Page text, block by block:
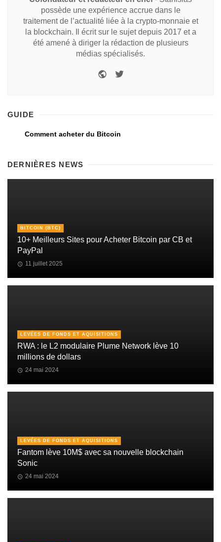
possède une expérience accrue dans le
traitement de l’actualité liée à la crypto-monnaie et
la blockchain. Il écrit sur le sujet depuis 2017 et a
été amené à diriger la rédaction de plusieurs
médias spécialisés.
GUIDE
Comment acheter du Bitcoin
DERNIÈRES NEWS
BITCOIN (BTC)
10+ Meilleurs Sites pour Acheter Bitcoin par CB et
PayPal
11 juillet 2025
LEVÉES DE FONDS ET AQUISITIONS
RWA : le L2 modulaire Plume Network lève 10
millions de dollars
24 mai 2024
LEVÉES DE FONDS ET AQUISITIONS
Fantom lève 10M$ avec sa nouvelle blockchain
Sonic
24 mai 2024